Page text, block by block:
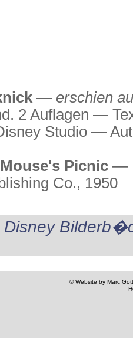
— erschien
2 Auflagen —
Studio —
Picnic —
Co., 1950
Disney
© Website by Marc